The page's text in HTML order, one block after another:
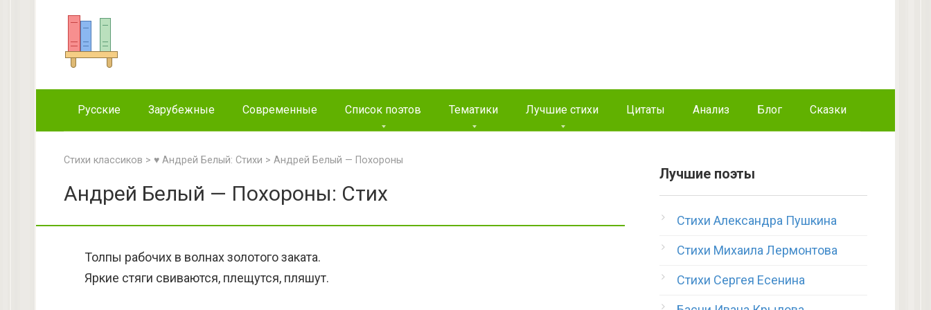
Русские Зарубежные Современные Список поэтов Тематики Лучшие стихи Цитаты Анализ Блог Сказки
Стихи классиков > ♥ Андрей Белый: Стихи > Андрей Белый — Похороны
Андрей Белый — Похороны: Стих
Толпы рабочих в волнах золотого заката.
Яркие стяги свиваются, плещутся, пляшут.
Лучшие поэты
Стихи Александра Пушкина
Стихи Михаила Лермонтова
Стихи Сергея Есенина